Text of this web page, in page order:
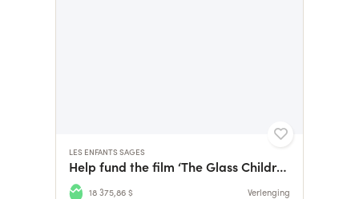
LES ENFANTS SAGES
Help fund the film ‘The Glass Children’
18 375,86 $ Verlenging